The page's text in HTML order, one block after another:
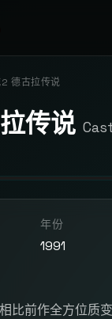
德古拉传说
传说
年份
1991
比前作全方位质